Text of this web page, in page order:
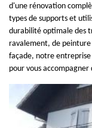
d'une rénovation
types de supports et
durabilité optimale des
ravalement, de
façade, notre
pour vous